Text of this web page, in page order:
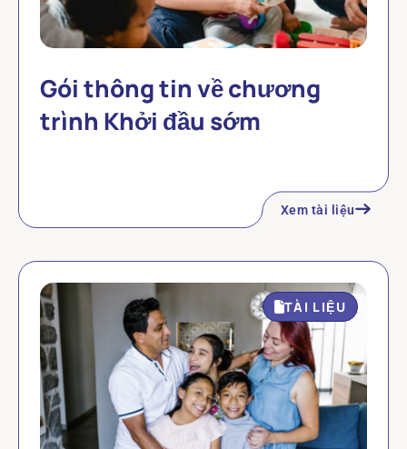
Gói thông tin về chương
trình Khởi đầu sớm
Xem tài liệu
TÀI LIỆU